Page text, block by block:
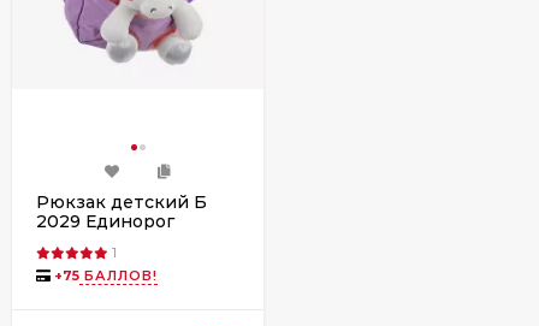
Рюкзак детский Б
2029 Единорог
1
+75 БАЛЛОВ!